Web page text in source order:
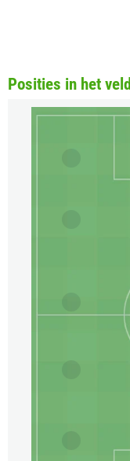
Posities in het veld